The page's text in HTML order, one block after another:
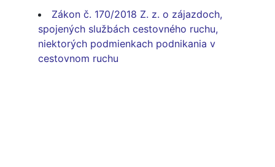
Zákon č. 170/2018 Z. z. o zájazdoch,
spojených službách cestovného ruchu,
niektorých podmienkach podnikania v
cestovnom ruchu